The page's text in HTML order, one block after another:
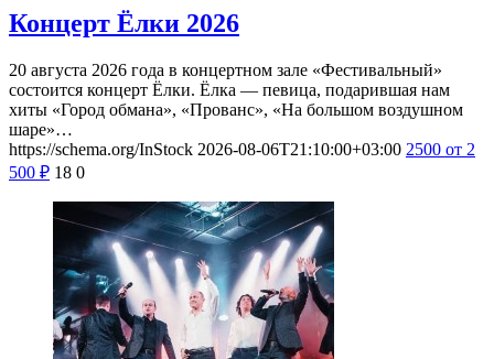
Концерт Ёлки 2026
20 августа 2026 года в концертном зале «Фестивальный»
состоится концерт Ёлки. Ёлка — певица, подарившая нам
хиты «Город обмана», «Прованс», «На большом воздушном
шаре»…
https://schema.org/InStock 2026-08-06T21:10:00+03:00 2500 от 2
500 ₽ 18 0